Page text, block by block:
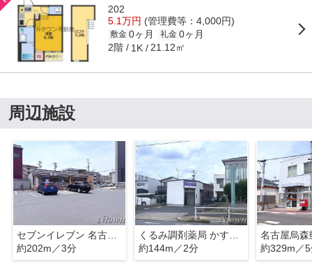
202
5.1万円 (管理費等：4,000円)
敷金 0ヶ月 礼金 0ヶ月
2階 1K 21.12㎡
周辺施設
セブンイレブン 名古屋烏森町8丁目店
約202m／3分
くるみ調剤薬局 かすもり店
約144m／2分
名古屋烏森
約329m／